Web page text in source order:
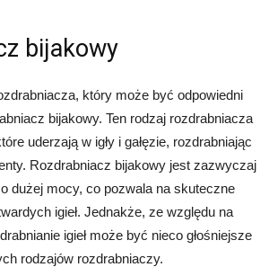
bijakowy
który może być odpowiedni
bijakowy. Ten rodzaj rozdrabniacza
uderzają w igły i gałęzie, rozdrabniając
Rozdrabniacz bijakowy jest zazwyczaj
dużej mocy, co pozwala na skuteczne
igieł. Jednakże, ze względu na
igieł może być nieco głośniejsze
rodzajów rozdrabniaczy.